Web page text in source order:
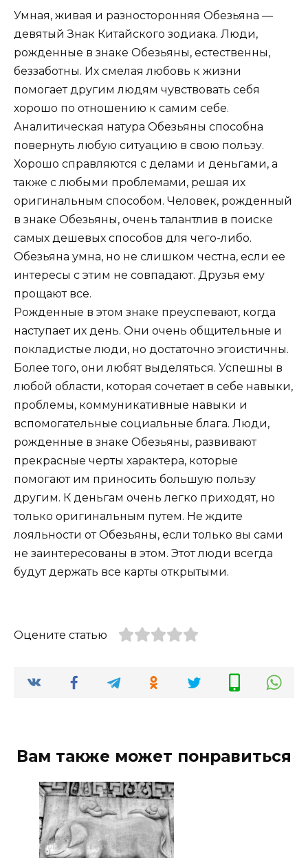
Умная, живая и разносторонняя Обезьяна —
девятый Знак Китайского зодиака. Люди,
рожденные в знаке Обезьяны, естественны,
беззаботны. Их смелая любовь к жизни
помогает другим людям чувствовать себя
хорошо по отношению к самим себе.
Аналитическая натура Обезьяны способна
повернуть любую ситуацию в свою пользу.
Хорошо справляются с делами и деньгами, а
также с любыми проблемами, решая их
оригинальным способом. Человек, рожденный
в знаке Обезьяны, очень талантлив в поиске
самых дешевых способов для чего-либо.
Обезьяна умна, но не слишком честна, если ее
интересы с этим не совпадают. Друзья ему
прощают все.
Рожденные в этом знаке преуспевают, когда
наступает их день. Они очень общительные и
покладистые люди, но достаточно эгоистичны.
Более того, они любят выделяться. Успешны в
любой области, которая сочетает в себе навыки,
проблемы, коммуникативные навыки и
вспомогательные социальные блага. Люди,
рожденные в знаке Обезьяны, развивают
прекрасные черты характера, которые
помогают им приносить большую пользу
другим. К деньгам очень легко приходят, но
только оригинальным путем. Не ждите
лояльности от Обезьяны, если только вы сами
не заинтересованы в этом. Этот люди всегда
будут держать все карты открытыми.
Оцените статью
Вам также может понравиться